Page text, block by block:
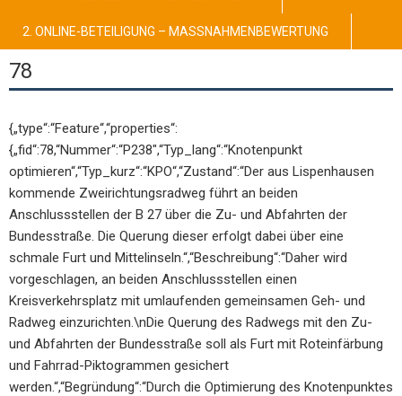
2. ONLINE-BETEILIGUNG – MASSNAHMENBEWERTUNG
78
{„type“:“Feature“,“properties“:
{„fid“:78,“Nummer“:“P238″,“Typ_lang“:“Knotenpunkt
optimieren“,“Typ_kurz“:“KPO“,“Zustand“:“Der aus Lispenhausen
kommende Zweirichtungsradweg führt an beiden
Anschlussstellen der B 27 über die Zu- und Abfahrten der
Bundesstraße. Die Querung dieser erfolgt dabei über eine
schmale Furt und Mittelinseln.“,“Beschreibung“:“Daher wird
vorgeschlagen, an beiden Anschlussstellen einen
Kreisverkehrsplatz mit umlaufenden gemeinsamen Geh- und
Radweg einzurichten.\nDie Querung des Radwegs mit den Zu-
und Abfahrten der Bundesstraße soll als Furt mit Roteinfärbung
und Fahrrad-Piktogrammen gesichert
werden.“,“Begründung“:“Durch die Optimierung des Knotenpunktes